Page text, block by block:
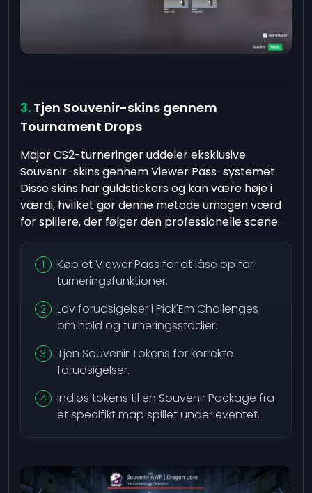
Tjen Souvenir-skins gennem
Tournament Drops
Major CS2-turneringer uddeler eksklusive
Souvenir-skins gennem Viewer Pass-systemet.
Disse skins har guldstickers og kan være høje i
værdi, hvilket gør denne metode umagen værd
for spillere, der følger den professionelle scene.
Køb et Viewer Pass for at låse op for
turneringsfunktioner.
Lav forudsigelser i Pick'Em Challenges
om hold og turneringsstadier.
Tjen Souvenir Tokens for korrekte
forudsigelser.
Indløs tokens til en Souvenir Package fra
et specifikt map spillet under eventet.